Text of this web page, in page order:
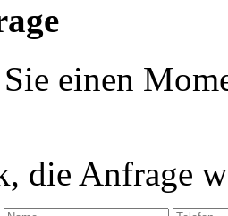
einen
die Anfrage